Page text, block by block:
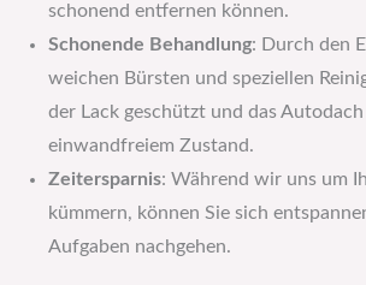
schonend entfernen können.
Schonende Behandlung: Durch den
weichen Bürsten und speziellen
der Lack geschützt und das
einwandfreiem Zustand.
Zeitersparnis: Während wir uns um
kümmern, können Sie sich
Aufgaben nachgehen.